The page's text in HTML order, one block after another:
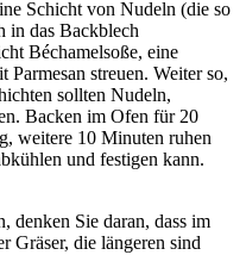
Schicht von Nudeln (die so
in das Backblech
Béchamelsoße, eine
streuen. Weiter so,
sollten Nudeln,
Backen im Ofen für 20
weitere 10 Minuten ruhen
und festigen kann.
denken Sie daran, dass im
Gräser, die längeren sind